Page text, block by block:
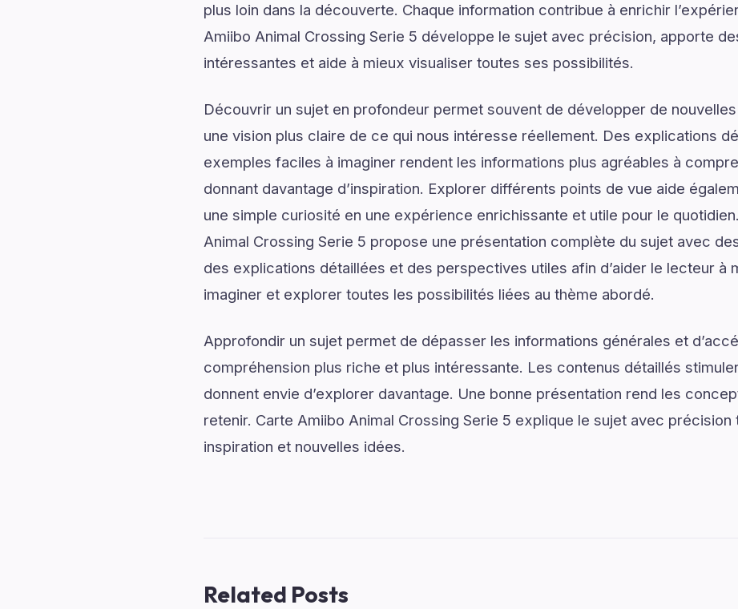
plus loin dans la découverte. Chaque information contribue à enrichir
Amiibo Animal Crossing Serie 5 développe le sujet avec précision, apporte
intéressantes et aide à mieux visualiser toutes ses possibilités.
Découvrir un sujet en profondeur permet souvent de développer de
une vision plus claire de ce qui nous intéresse réellement. Des explications
exemples faciles à imaginer rendent les informations plus agréables à
donnant davantage d’inspiration. Explorer différents points de vue aide
une simple curiosité en une expérience enrichissante et utile pour le
Animal Crossing Serie 5 propose une présentation complète du sujet avec
des explications détaillées et des perspectives utiles afin d’aider le lecteur à
imaginer et explorer toutes les possibilités liées au thème abordé.
Approfondir un sujet permet de dépasser les informations générales et
compréhension plus riche et plus intéressante. Les contenus détaillés
donnent envie d’explorer davantage. Une bonne présentation rend les
retenir. Carte Amiibo Animal Crossing Serie 5 explique le sujet avec précision
inspiration et nouvelles idées.
Related Posts